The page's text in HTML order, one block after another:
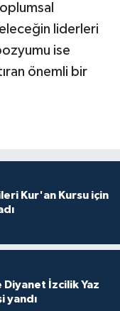
liderleri
ise
önemli bir
Kur'an Kursu için
İzcilik Yaz
yandı